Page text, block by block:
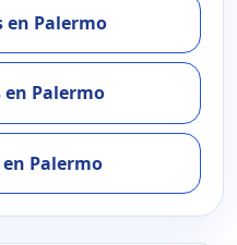
en Palermo
en Palermo
en Palermo